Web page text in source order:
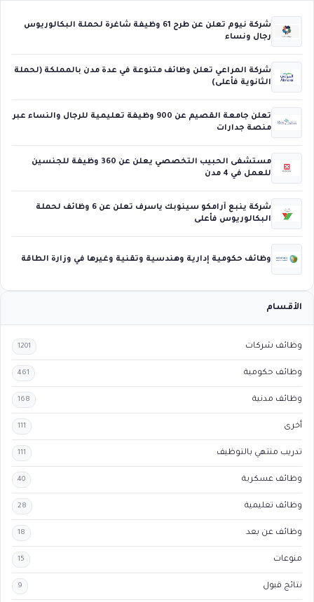
شركة نيوم تعلن عن طرح 61 وظيفة شاغرة لحملة البكالوريوس
رجال ونساء
شركة المراعي تعلن وظائف متنوعة في عدة مدن بالمملكة (لحملة
الثانوية فأعلى)
تعلن جامعة القصيم عن 900 وظيفة تعليمية للرجال والنساء عبر
منصة جدارات
مستشفى الحبيب التخصصي يعلن عن 360 وظيفة للجنسين
للعمل في 4 مدن
شركة ينبع أرامكو سينوبك ياسرف تعلن عن 6 وظائف لحملة
البكالوريوس فأعلى
وظائف حكومية إدارية وهندسية وتقنية وغيرها في وزارة الطاقة
الأقسام
وظائف شركات 1201
وظائف حكومية 461
وظائف مدنية 168
أخرى 111
تدريب منتهي بالتوظيف 111
وظائف عسكرية 40
وظائف تعليمية 28
وظائف عن بعد 18
منوعات 15
نتائج قبول 9